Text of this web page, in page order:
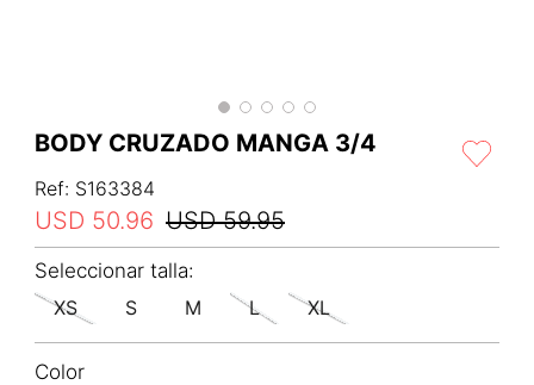
BODY CRUZADO MANGA 3/4
Ref: S163384
USD 59.95
USD 50.96
XS S M L XL
Color